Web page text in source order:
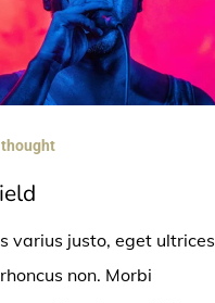
varius justo, eget ultrices
non. Morbi